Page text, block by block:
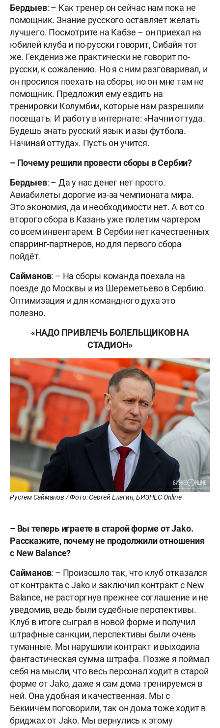
Бердыев: – Как тренер он сейчас нам пока не
помощник. Знание русского оставляет желать
лучшего. Посмотрите на Кабзе – он приехал на
юбилей клуба и по-русски говорит, Сибайя тот
же. Гекдениз же практически не говорит по-
русски, к сожалению. Но я с ним разговаривал, и
он просился поехать на сборы, но он мне там не
помощник. Предложил ему ездить на
тренировки Колумбии, которые нам разрешили
посещать. И работу в интернате: «Начни оттуда.
Будешь знать русский язык и азы футбола.
Начинай оттуда». Пусть он учится.
– Почему решили провести сборы в Сербии?
Бердыев: – Да у нас денег нет просто.
Авиабилеты дорогие из-за чемпионата мира.
Это экономия, да и необходимости нет. А вот со
второго сбора в Казань уже полетим чартером
со всем инвентарем. В Сербии нет качественных
спарринг-партнеров, но для первого сбора
пойдёт.
Сайманов: – На сборы команда поехала на
поезде до Москвы и из Шереметьево в Сербию.
Оптимизация и для командного духа это
полезно.
«НАДО ПРИВЛЕЧЬ БОЛЕЛЬЩИКОВ НА
СТАДИОН»
Рустем Сайманов / Фото: Сергей Елагин, БИЗНЕС Online
– Вы теперь играете в старой форме от Jako.
Расскажите, почему не продолжили отношения
с New Balance?
Сайманов: – Произошло так, что клуб отказался
от контракта с Jako и заключил контракт с New
Balance, не расторгнув прежнее соглашение и не
уведомив, ведь были судебные перспективы.
Клуб в итоге сыграл в новой форме и получил
штрафные санкции, перспективы были очень
туманные. Мы нарушили контракт и выходила
фантастическая сумма штрафа. Позже я поймал
себя на мысли, что весь персонал ходит в старой
форме от Jako, даже я сам дома тренируемся в
ней. Она удобная и качественная. Мы с
Бекиичем поговорили, так он дома тоже ходит в
бриджах от Jako. Мы вернулись к этому